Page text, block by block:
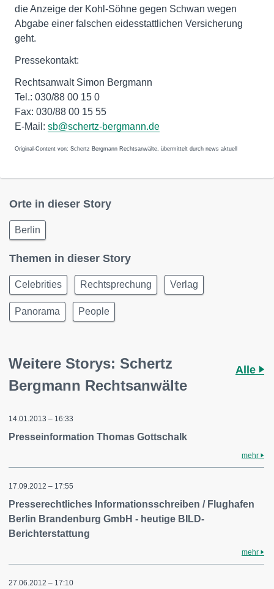
die Anzeige der Kohl-Söhne gegen Schwan wegen
Abgabe einer falschen eidesstattlichen Versicherung
geht.
Pressekontakt:
Rechtsanwalt Simon Bergmann
Tel.: 030/88 00 15 0
Fax: 030/88 00 15 55
E-Mail: sb@schertz-bergmann.de
Original-Content von: Schertz Bergmann Rechtsanwälte, übermittelt durch news aktuell
Orte in dieser Story
Berlin
Themen in dieser Story
Celebrities Rechtsprechung Verlag
Panorama People
Weitere Storys: Schertz
Bergmann Rechtsanwälte
Alle
14.01.2013 – 16:33
Presseinformation Thomas Gottschalk
mehr
17.09.2012 – 17:55
Presserechtliches Informationsschreiben / Flughafen
Berlin Brandenburg GmbH - heutige BILD-
Berichterstattung
mehr
27.06.2012 – 17:10